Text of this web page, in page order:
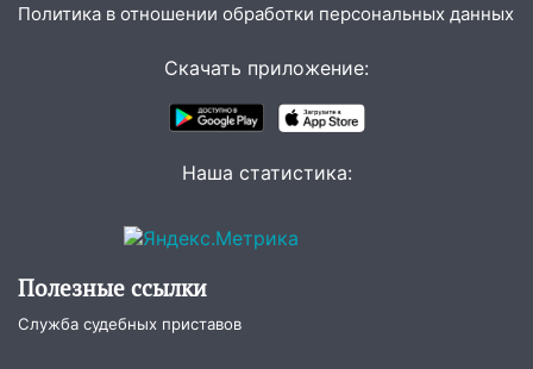
Политика в отношении обработки персональных данных
Скачать приложение:
Наша статистика:
Полезные ссылки
Служба судебных приставов